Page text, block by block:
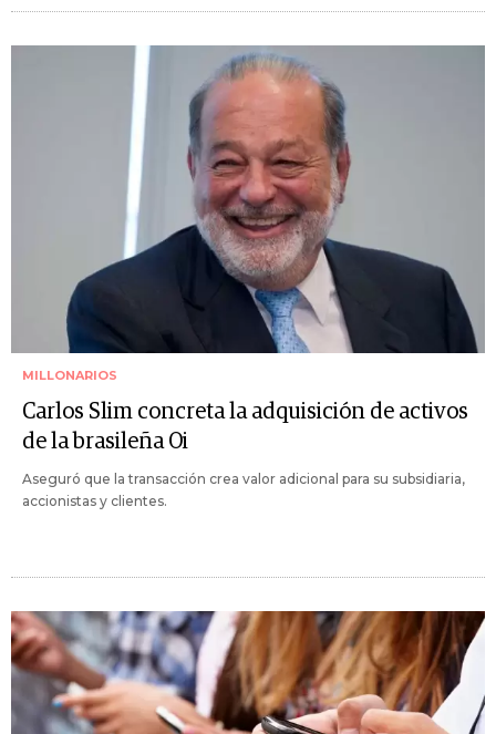
MILLONARIOS
Carlos Slim concreta la adquisición de activos
de la brasileña Oi
Aseguró que la transacción crea valor adicional para su subsidiaria,
accionistas y clientes.